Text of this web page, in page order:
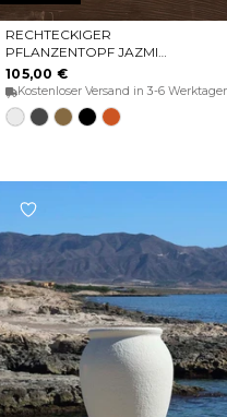
OPTIONEN WÄHLEN
RECHTECKIGER
PFLANZENTOPF JAZMIN
80
105,00 €
Kostenloser Versand in 3-6
WeissAnthrazit
Bronze
Schwarz
Terracota